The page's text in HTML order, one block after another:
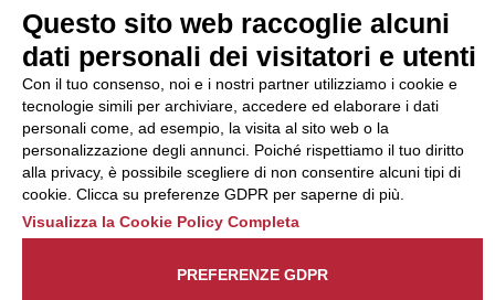
possibile presentare un
reclamo
all’Organismo di
Monitoraggio utilizzando
una delle modalità
descritte al seguente
indirizzo web
https://odm-
agenzielavoro.it/reclami/ .
Questo sito web raccoglie alcuni
dati personali dei visitatori e utenti
Con il tuo consenso, noi e i nostri partner utilizziamo i cookie e
tecnologie simili per archiviare, accedere ed elaborare i dati
personali come, ad esempio, la visita al sito web o la
personalizzazione degli annunci. Poiché rispettiamo il tuo diritto
alla privacy, è possibile scegliere di non consentire alcuni tipi di
cookie. Clicca su preferenze GDPR per saperne di più.
Visualizza la Cookie Policy Completa
PREFERENZE GDPR